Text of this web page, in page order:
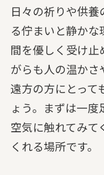
日々の祈りや供
る佇まいと静か
間を優しく受け止
がらも人の温かさ
遠方の方にとって
ょう。まずは一
空気に触れてみて
くれる場所です。